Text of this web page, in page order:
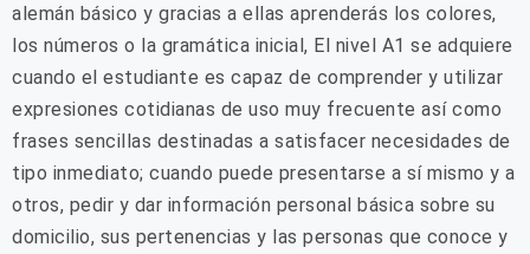
alemán básico y gracias a ellas aprenderás los colores,
los números o la gramática inicial, El nivel A1 se adquiere
cuando el estudiante es capaz de comprender y utilizar
expresiones cotidianas de uso muy frecuente así como
frases sencillas destinadas a satisfacer necesidades de
tipo inmediato; cuando puede presentarse a sí mismo y a
otros, pedir y dar información personal básica sobre su
domicilio, sus pertenencias y las personas que conoce y